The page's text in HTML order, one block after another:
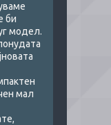
би
модел.
мал